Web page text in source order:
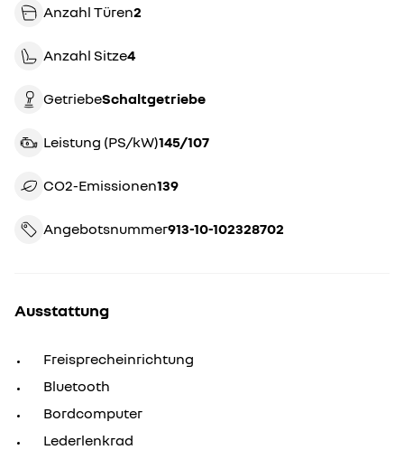
Anzahl Türen2
Anzahl Sitze4
Getriebe schaltgetriebe
Leistung (PS/kW) 145/107
CO2-Emissionen 139
Angebotsnummer 913-10-102328702
Ausstattung
Freisprecheinrichtung
Bluetooth
Bordcomputer
Lederlenkrad